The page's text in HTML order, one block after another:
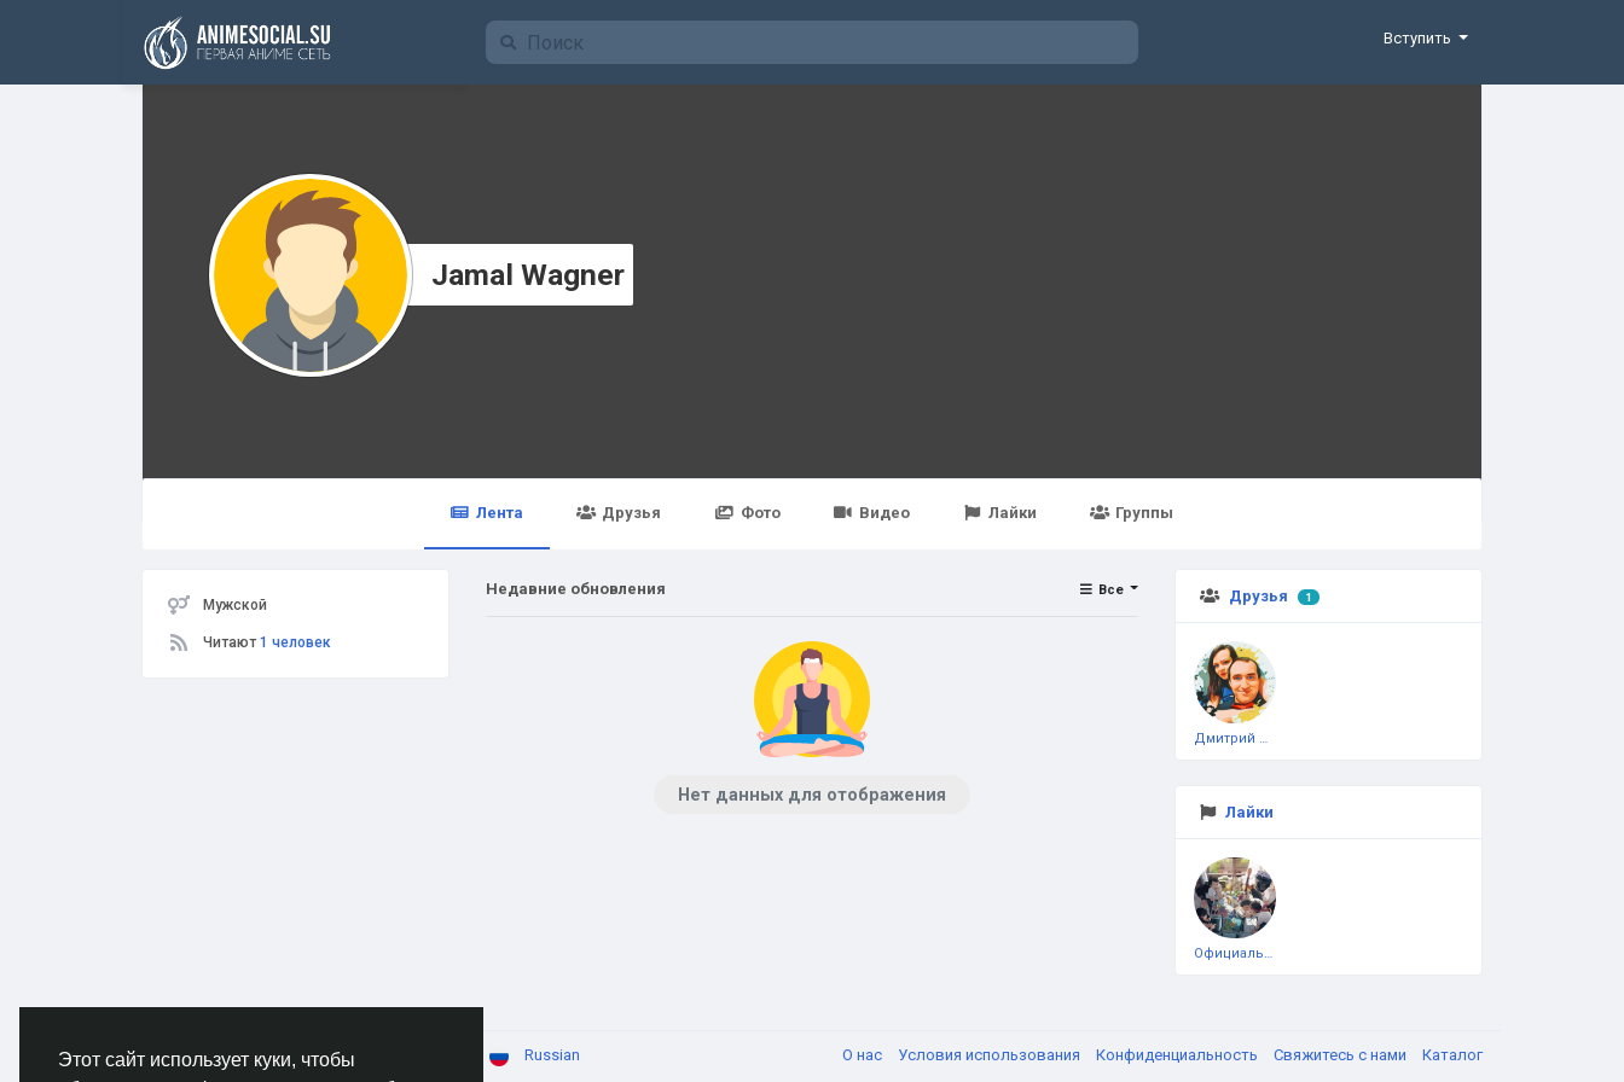
Этот сайт использует куки, чтобы
Funding
Вступить
Jamal Wagner
Лента Друзья Фото Видео Лайки Группы
Мужской
Читают1 человек
Друзья 1
Дмитрий Чеботарёв
Лайки
Официальная тестовая страница
Недавние обновления Все
Нет данных для отображения
© 2026 AnimeSocial.SU - Первая аниме сеть! Russian О нас Условия использования Конфиденциальность Свяжитесь с нами Каталог